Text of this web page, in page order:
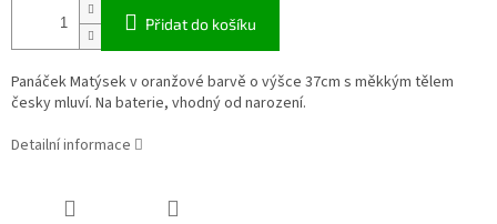
Přidat do košíku
Panáček Matýsek v oranžové barvě o výšce 37cm s měkkým tělem
česky mluví. Na baterie, vhodný od narození.
Detailní informace